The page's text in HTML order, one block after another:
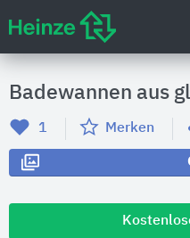
Badewannen aus
1 Merken